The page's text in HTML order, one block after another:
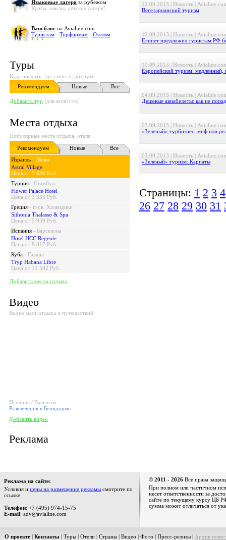
Языковые лагеря за рубежом
Курсы, школы, детские лагеря!
Ваш блог на Avialine.com
Туристам - Турфирмам - Отелям
Туры
Куда поехать, где стоит отдохнуть
Рекомендуем
Новые Все
Добавить тур (для агентств)
Места отдыха
Популярные места отдыха, отели
Рекомендуем
Новые
Все
Израиль - Эйлат
Astral Village
Цена от 3 636 Руб.
Турция - Стамбул
Flower Palace Hotel
Цена от 3 333 Руб.
Греция - п-ов. Халкидики
Sithonia Thalasso & Spa
Цена от 5 939 Руб.
Испания - Барселона
Hotel HCC Regente
Цена от 9 817 Руб.
Куба - Гавана
Tryp Habana Libre
Цена от 11 502 Руб.
Добавить место отдыха
Видео
Видео мест отдыха и путешествий
Испания / Валенсия
Развлечения в Бенидорме
Добавить видео
Реклама
12.09.2013 | Новость |
Вегетарианский туризм
12.09.2013 | Новость |
Египет предложил туристам РФ
10.09.2013 | Новость |
Европейский туризм: медленный,
04.09.2013 | Новость |
Дешевые авиабилеты: как не
03.09.2013 | Новость |
«Зеленый» турбизнес: миф или
02.09.2013 | Новость |
«Зеленый» туризм: Карпаты
Страницы: 1 2 3 4
26 27 28 29 30 31
Реклама на сайте:
Условия и цены на размещение рекламы смотрите по
ссылке.
Телефон: +7 (495) 974-15-75
E-mail: adv@avialine.com
© 2011 - 2026 Все права
При полном или частичном
несет ответственности за
сайте по текущему курсу ЦБ
сумма может отличаться от
О проекте | Контакты | Туры | Отели | Страны | Видео | Фото | Пресс-релизы | Архив